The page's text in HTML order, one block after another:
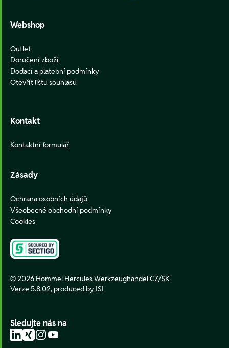
Webshop
Outlet
Doručení zboží
Dodací a platební podmínky
Otevřít lištu souhlasu
Kontakt
Kontaktní formulář
Zásady
Ochrana osobních údajů
Všeobecné obchodní podmínky
Cookies
© 2026 Hommel Hercules Werkzeughandel CZ/SK
Verze 5.8.02, produced by ISI
Sledujte nás na
LinkedIn
XingInstagram
YouTube